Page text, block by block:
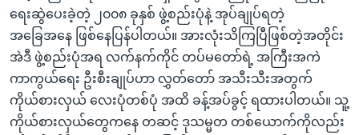
ရေးဆွဲပေးခဲ့တဲ့ ၂၀၀၈ ခုနှစ် ဖွဲ့စည်းပုံနဲ့ အုပ်ချုပ်ရတဲ့
အခြေအနေ ဖြစ်နေပြန်ပါတယ်။ အားလုံးသိကြပြီဖြစ်တဲ့အတိုင်း
အဲဒီ ဖွဲ့စည်းပုံအရ လက်နက်ကိုင် တပ်မတော်ရဲ့ အကြီးအကဲ
ကာကွယ်ရေး ဦးစီးချုပ်ဟာ လွှတ်တော် အသီးသီးအတွက်
ကိုယ်စားလှယ် လေးပုံတစ်ပုံ အထိ ခန့်အပ်ခွင့် ရထားပါတယ်။ သူ့
ကိုယ်စားလှယ်တွေကနေ တဆင့် ဒုသမ္မတ တစ်ယောက်ကိုလည်း